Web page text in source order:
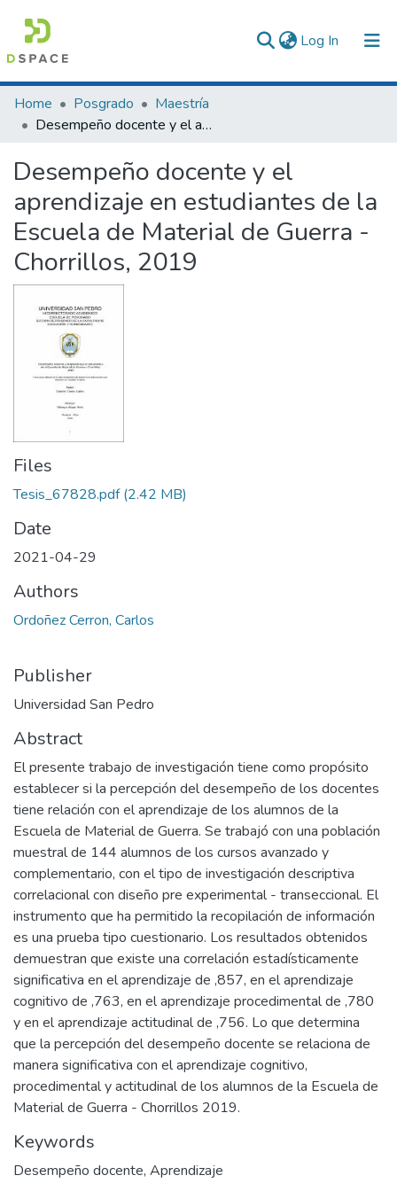
Log In (current)
Communities & Collections
All of DSpace
Statistics
Home Posgrado
Maestría
Desempeño docente y el aprendizaje en estudiantes de la Escuela de Material de Guerra - Chorrillos, 2019
Desempeño docente y el
aprendizaje en estudiantes de la
Escuela de Material de Guerra -
Chorrillos, 2019
Files
Tesis_67828.pdf(2.42 MB)
Date
2021-04-29
Authors
Ordoñez Cerron, Carlos
Publisher
Universidad San Pedro
Abstract
El presente trabajo de investigación tiene como propósito
establecer si la percepción del desempeño de los docentes
tiene relación con el aprendizaje de los alumnos de la
Escuela de Material de Guerra. Se trabajó con una población
muestral de 144 alumnos de los cursos avanzado y
complementario, con el tipo de investigación descriptiva
correlacional con diseño pre experimental - transeccional. El
instrumento que ha permitido la recopilación de información
es una prueba tipo cuestionario. Los resultados obtenidos
demuestran que existe una correlación estadísticamente
significativa en el aprendizaje de ,857, en el aprendizaje
cognitivo de ,763, en el aprendizaje procedimental de ,780
y en el aprendizaje actitudinal de ,756. Lo que determina
que la percepción del desempeño docente se relaciona de
manera significativa con el aprendizaje cognitivo,
procedimental y actitudinal de los alumnos de la Escuela de
Material de Guerra - Chorrillos 2019.
Keywords
Desempeño docente, Aprendizaje